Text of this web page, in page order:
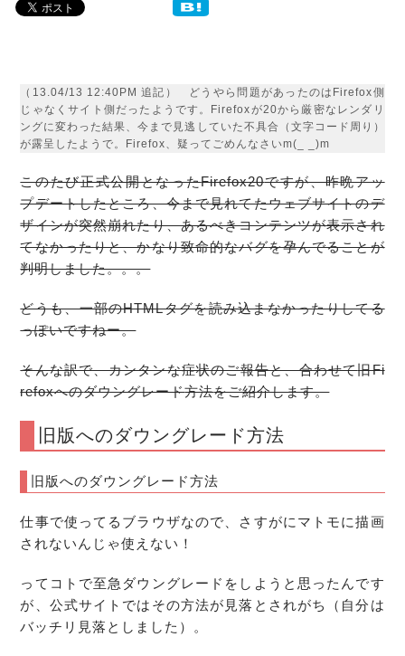
（13.04/13 12:40PM 追記） どうやら問題があったのはFirefox側
じゃなくサイト側だったようです。Firefoxが20から厳密なレンダリ
ングに変わった結果、今まで見逃していた不具合（文字コード周り）
が露呈したようで。Firefox、疑ってごめんなさいm(_ _)m
このたび正式公開となったFirefox20ですが、昨晩アッ
プデートしたところ、今まで見れてたウェブサイトのデ
ザインが突然崩れたり、あるべきコンテンツが表示され
てなかったりと、かなり致命的なバグを孕んでることが
判明しました。。。
どうも、一部のHTMLタグを読み込まなかったりしてる
っぽいですねー。
そんな訳で、カンタンな症状のご報告と、合わせて旧Fi
refoxへのダウングレード方法をご紹介します。
旧版へのダウングレード方法
旧版へのダウングレード方法
仕事で使ってるブラウザなので、さすがにマトモに描画
されないんじゃ使えない！
ってコトで至急ダウングレードをしようと思ったんです
が、公式サイトではその方法が見落とされがち（自分は
バッチリ見落としました）。